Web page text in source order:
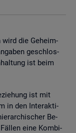
wird die Ge­heim­
ge­schlos­
ist beim
ist mit
in den In­ter­ak­ti­
Be­
eine Kom­bi­